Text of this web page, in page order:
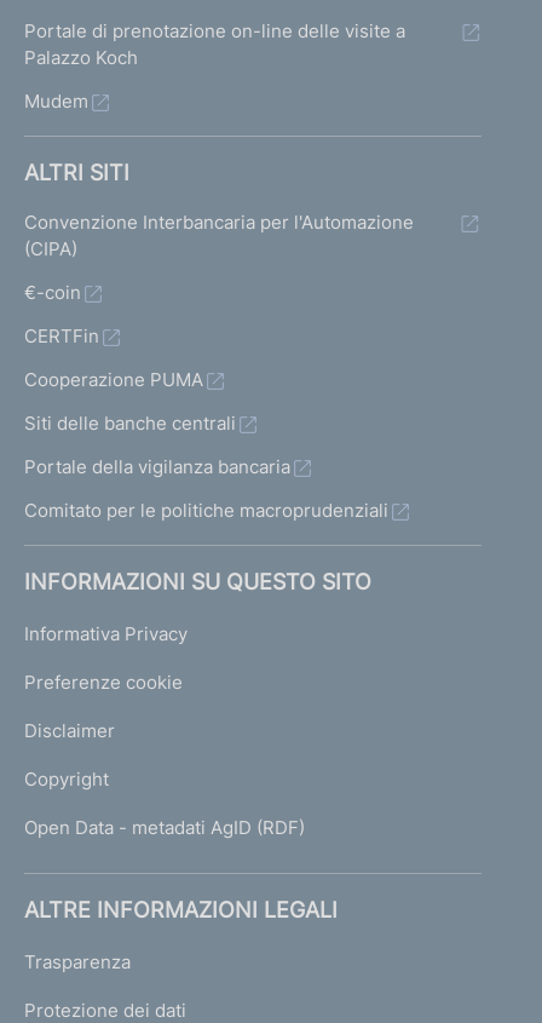
Portale di prenotazione on-line delle visite a
Palazzo Koch
Mudem
ALTRI SITI
Convenzione Interbancaria per l'Automazione
(CIPA)
€-coin
CERTFin
Cooperazione PUMA
Siti delle banche centrali
Portale della vigilanza bancaria
Comitato per le politiche macroprudenziali
INFORMAZIONI SU QUESTO SITO
Informativa Privacy
Preferenze cookie
Disclaimer
Copyright
Open Data - metadati AgID (RDF)
ALTRE INFORMAZIONI LEGALI
Trasparenza
Protezione dei dati